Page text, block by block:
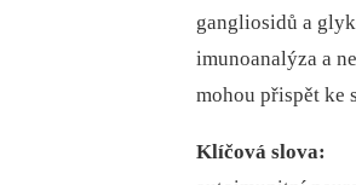
gangliosidů a
imunoanalýza a
mohou přispět ke
Klíčová slova: